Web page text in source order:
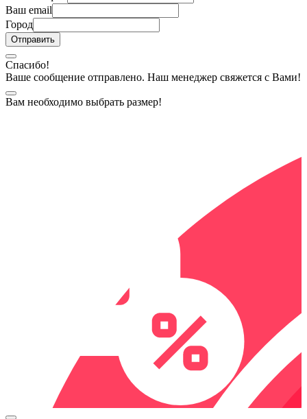
Ваш email
Город
Спасибо!
Ваше сообщение отправлено. Наш менеджер свяжется с Вами!
Вам необходимо выбрать размер!